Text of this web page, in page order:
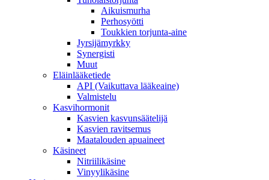
Aikuismurha
Perhosyötti
Toukkien torjunta-aine
Jyrsijämyrkky
Synergisti
Muut
Eläinlääketiede
API (Vaikuttava lääkeaine)
Valmistelu
Kasvihormonit
Kasvien kasvunsäätelijä
Kasvien ravitsemus
Maatalouden apuaineet
Käsineet
Nitriilikäsine
Vinyylikäsine